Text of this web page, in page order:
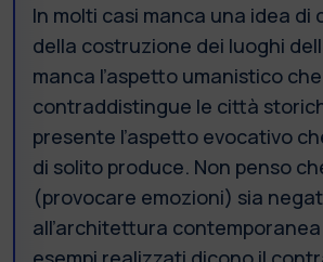
In molti casi manca una idea di
della costruzione dei luoghi
manca l’aspetto umanistico che
contraddistingue le città
presente l’aspetto evocativo
di solito produce. Non penso
(provocare emozioni) sia
all’architettura